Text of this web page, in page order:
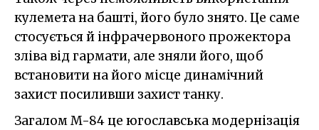
кулемета на башті, його було знято. Це саме
стосується й інфрачервоного прожектора
зліва від гармати, але зняли його, щоб
встановити на його місце динамічний
захист посиливши захист танку.
Загалом M-84 це югославська модернізація